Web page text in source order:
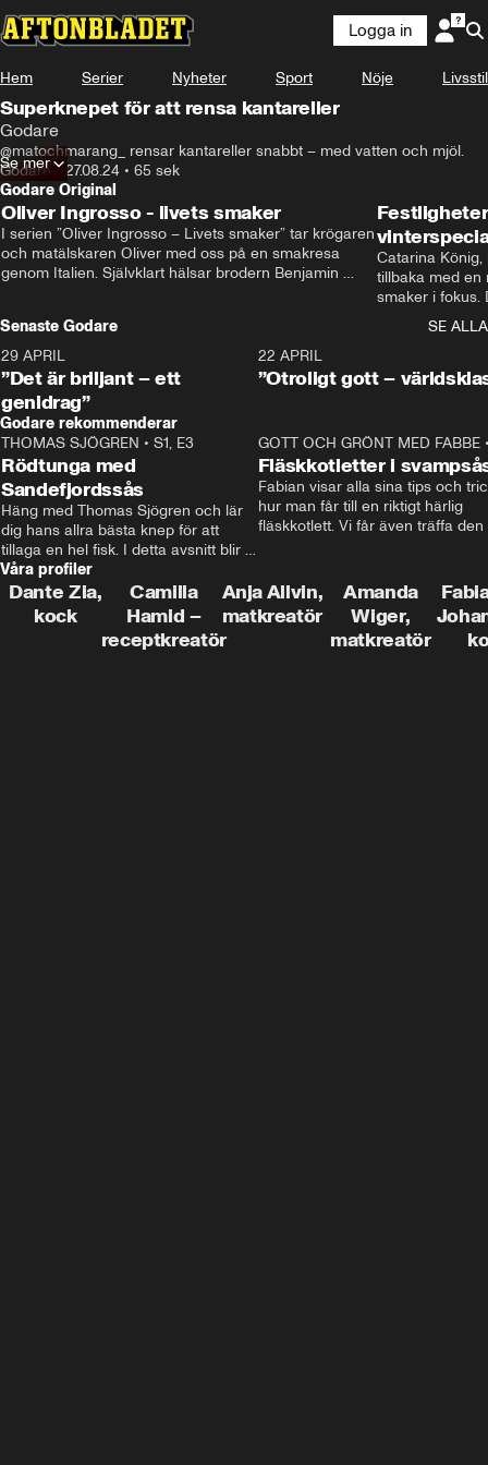
-då ska de ju också rensas-
Logga in
Hem Serier Nyheter Sport Nöje Livsstil
Superknepet för att rensa kantareller
Godare
@matochmarang_ rensar kantareller snabbt – med vatten och mjöl.
Godare • 27.08.24 • 65 sek
Se mer
Godare Original
Oliver Ingrosso - livets smaker
I serien ”Oliver Ingrosso – Livets smaker” tar krögaren
och matälskaren Oliver med oss på en smakresa
genom Italien. Självklart hälsar brodern Benjamin
Catarina
tillbaka med en
smaker i fokus.
julfavoriter
Senaste Godare
SE ALLA
29 APRIL
”Det är briljant – ett
genidrag”
22 APRIL
”Otroligt gott –
Godare rekommenderar
THOMAS SJÖGREN • S1, E3
Rödtunga med
Sandefjordssås
Häng med Thomas Sjögren och lär
dig hans allra bästa knep för att
tillaga en hel fisk. I detta avsnitt blir
de helstekt rödtunga med
sandefjordssås och en magisk sallad
på pepparrot och äpple.
GOTT OCH GRÖNT MED FABBE
Fläskkotletter i
Fabian visar alla sina tips och
hur man får till en riktigt härlig
fläskkotlett. Vi får även träffa den
grisbonde på Gotland.
Våra profiler
Dante Zia,
kock
Camilla
Hamid –
receptkreatör
Anja Allvin,
matkreatör
Amanda
Wiger,
matkreatör